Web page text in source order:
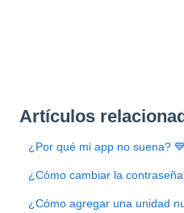
Artículos
¿Por qué mi app no suena?
¿Cómo cambiar la
¿Cómo agregar una unidad